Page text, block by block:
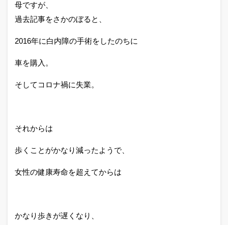
母ですが、
過去記事をさかのぼると、
2016年に白内障の手術をしたのちに
車を購入。
そしてコロナ禍に失業。
それからは
歩くことがかなり減ったようで、
女性の健康寿命を超えてからは
かなり歩きが遅くなり、